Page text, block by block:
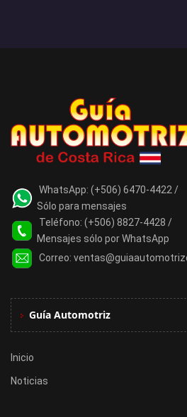
WhatsApp: (+506) 6470-4422 /
Sólo para mensajes
Teléfono: (+506) 8827-4428 /
Mensajes sólo por WhatsApp
Correo:
Guía Automotriz
Inicio
Noticias